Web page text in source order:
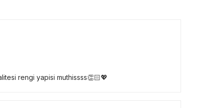
rengi yapisi muthissss👏🏻💖